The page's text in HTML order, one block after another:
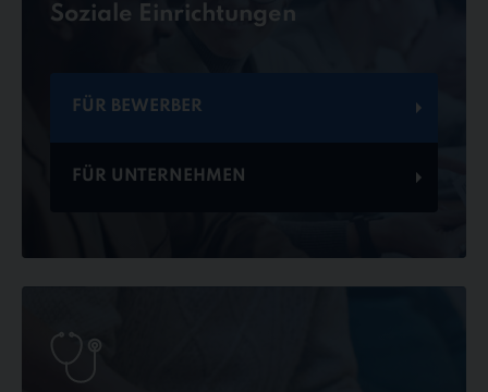
Soziale Einrichtungen
FÜR BEWERBER
FÜR UNTERNEHMEN